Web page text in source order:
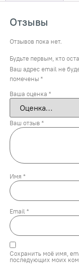
Отзывы
Отзывов пока нет.
Будьте первым, кто
Ваш адрес email не
помечены *
Ваша оценка *
Ваш отзыв *
Имя *
Email *
Сохранить моё имя,
последующих моих